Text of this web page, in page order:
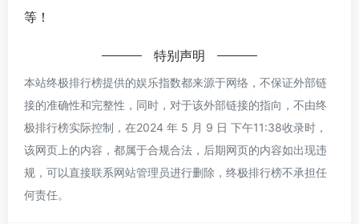
等！
特别声明
本站终极排行榜提供的娱乐指数都来源于网络，不保证外部链
接的准确性和完整性，同时，对于该外部链接的指向，不由终
极排行榜实际控制，在2024 年 5 月 9 日 下午11:38收录时，
该网页上的内容，都属于合规合法，后期网页的内容如出现违
规，可以直接联系网站管理员进行删除，终极排行榜不承担任
何责任。